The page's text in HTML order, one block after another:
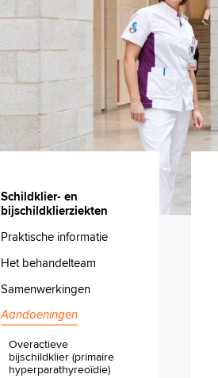
Schildklier- en
bijschildklierziekten
Praktische informatie
Het behandelteam
Samenwerkingen
Aandoeningen
Overactieve
bijschildklier (primaire
hyperparathyreoïdie)